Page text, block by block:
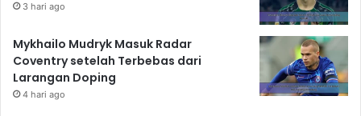
3 hari ago
Mykhailo Mudryk Masuk Radar
Coventry setelah Terbebas dari
Larangan Doping
4 hari ago